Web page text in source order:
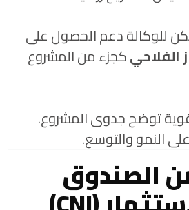
للوكالة دعم الحصول على
الفلاحيكجزء من المشروع
توضح جدوى المشروع.
النمو والتوسع.
الصندوق